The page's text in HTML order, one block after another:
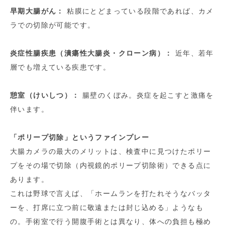
早期大腸がん：
粘膜にとどまっている段階であれば、カメ
ラでの切除が可能です。
炎症性腸疾患（潰瘍性大腸炎・クローン病）：
近年、若年
層でも増えている疾患です。
憩室（けいしつ）：
腸壁のくぼみ。炎症を起こすと激痛を
伴います。
「ポリープ切除」というファインプレー
大腸カメラの最大のメリットは、検査中に見つけたポリー
プをその場で切除（内視鏡的ポリープ切除術）できる点に
あります。
これは野球で言えば、「ホームランを打たれそうなバッタ
ーを、打席に立つ前に敬遠または封じ込める」ようなも
の。手術室で行う開腹手術とは異なり、体への負担も極め